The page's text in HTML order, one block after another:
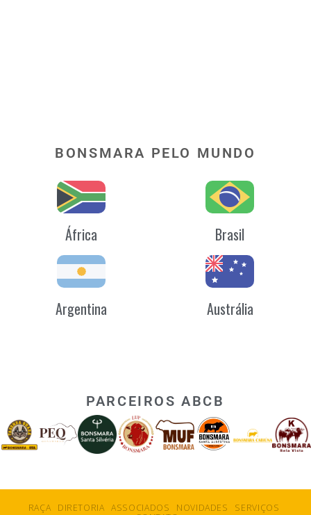
BONSMARA PELO MUNDO
África Brasil
Argentina Austrália
PARCEIROS ABCB
RAÇA DIRETORIA ASSOCIADOS NOVIDADES
SERVIÇOS